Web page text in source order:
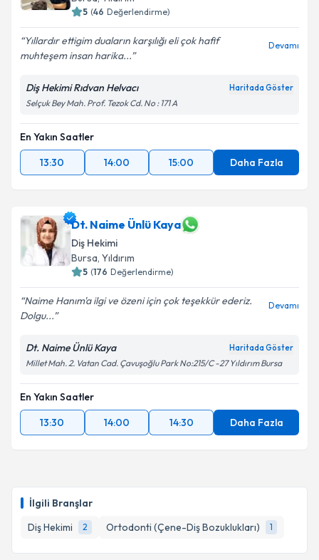
İlgili Branşlar
Diş Hekimi
2 Ortodonti (Çene-Diş Bozuklukları) 1
5 (46 Değerlendirme)
Yıllardır ettigim duaların karşılığı eli çok hafif
muhteşem insan harika...
Devamı
Diş Hekimi Rıdvan Helvacı Haritada Göster
Selçuk Bey Mah. Prof. Tezok Cd. No : 171 A
En Yakın Saatler
13:30
14:00 15:00 Daha Fazla
Dt. Naime Ünlü Kaya
Diş Hekimi
Bursa, Yıldırım
5 (176 Değerlendirme)
Naime Hanım'a ilgi ve özeni için çok teşekkür ederiz.
Dolgu...
Devamı
Dt. Naime Ünlü Kaya Haritada Göster
Millet Mah. 2. Vatan Cad. Çavuşoğlu Park No:215/C -27 Yıldırım Bursa
En Yakın Saatler
13:30
14:00 14:30 Daha Fazla